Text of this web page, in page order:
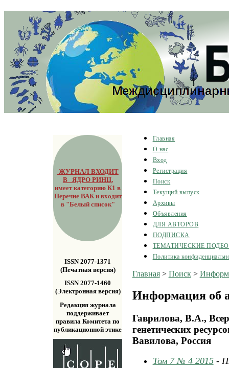
ЖУРНАЛ ВХОДИТ
В ЯДРО РИНЦ,
имеет категорию К1 в
Перечне ВАК и входит
в "Белый список"
ISSN 2077-1371
(Печатная версия)
ISSN 2077-1460
(Электронная версия)
Редакция журнала
поддерживает
правила Комитета по
публикационной этике
Главная
О нас
Вход
Регистрация
Поиск
Текущий выпуск
Архивы
Объявления
ДЛЯ АВТОРОВ
ПОДПИСКА
ТЕМАТИЧЕСКИЕ
Политика
Главная> Поиск>
Информация об
Гаврилова, В.А.,
генетических
Вавилова, Россия
Том 7 № 4 2015-